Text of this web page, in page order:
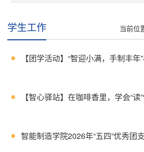
学生工作 当前位
【团学活动】“智迎小满，手制丰
【智心驿站】在咖啡香里，学会“读
智能制造学院2026年“五四”优秀团